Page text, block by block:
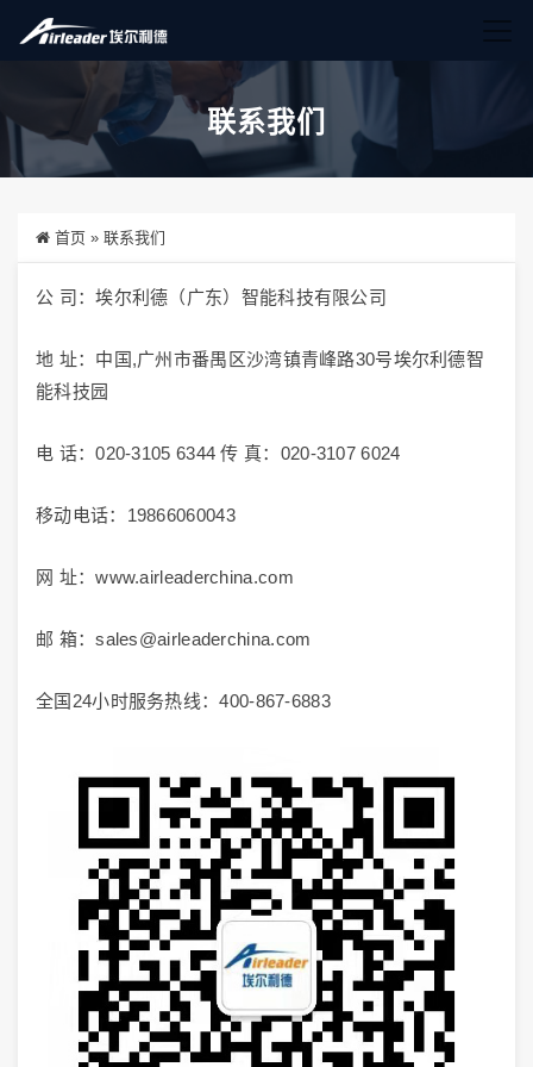
联系我们
首页 » 联系我们
公 司：埃尔利德（广东）智能科技有限公司
地 址：中国,广州市番禺区沙湾镇青峰路30号埃尔利德智
能科技园
电 话：020-3105 6344 传 真：020-3107 6024
移动电话：19866060043
网 址：www.airleaderchina.com
邮 箱：sales@airleaderchina.com
全国24小时服务热线：400-867-6883